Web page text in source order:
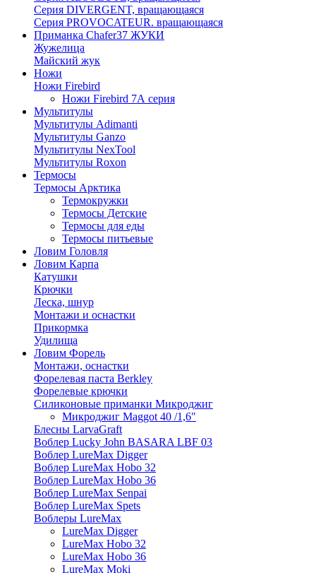
Серия DIVERGENT, вращающаяся
Серия PROVOCATEUR. вращающаяся
Приманка Chafer37 ЖУКИ
Жужелица
Майский жук
Ножи
Ножи Firebird
Ножи Firebird 7А серия
Мультитулы
Мультитулы Adimanti
Мультитулы Ganzo
Мультитулы NexTool
Мультитулы Roxon
Термосы
Термосы Арктика
Термокружки
Термосы Детские
Термосы для еды
Термосы питьевые
Ловим Головля
Ловим Карпа
Катушки
Крючки
Леска, шнур
Монтажи и оснастки
Прикормка
Удилища
Ловим Форель
Монтажи, оснастки
Форелевая паста Berkley
Форелевые крючки
Силиконовые приманки Микроджиг
Микроджиг Maggot 40 /1,6"
Блесны LarvaGraft
Воблер Lucky John BASARA LBF 03
Воблер LureMax Digger
Воблер LureMax Hobo 32
Воблер LureMax Hobo 36
Воблер LureMax Senpai
Воблер LureMax Spets
Воблеры LureMax
LureMax Digger
LureMax Hobo 32
LureMax Hobo 36
LureMax Moki